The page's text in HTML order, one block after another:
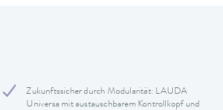
Zukunftssicher durch Modularität: LAUDA
Universa mit austauschbarem Kontrollkopf und